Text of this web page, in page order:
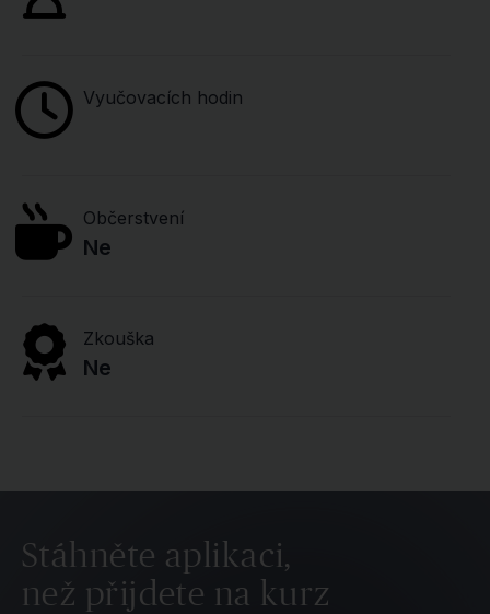
Vyučovacích hodin
Občerstvení
Ne
Zkouška
Ne
Stáhněte aplikaci,
než přijdete na kurz